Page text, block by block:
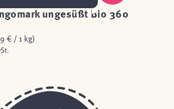
ungesüßt Bio 360
€ / 1 kg)